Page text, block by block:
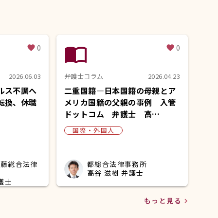
favorite 0
2026.06.03
ス不調へ
換、休職
総合法律
士
import_contacts favorite 0
弁護士コラム 2026.04.23
二重国籍―日本国籍の母親とア
メリカ国籍の父親の事例 入管
ドットコム 弁護士 高…
国際・外国人
都総合法律事務所
高谷 滋樹 弁護士
もっと見る navigate_next